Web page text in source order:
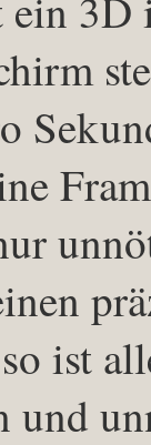
ist
und